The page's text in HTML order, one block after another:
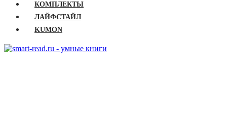
КОМПЛЕКТЫ
ЛАЙФСТАЙЛ
KUMON